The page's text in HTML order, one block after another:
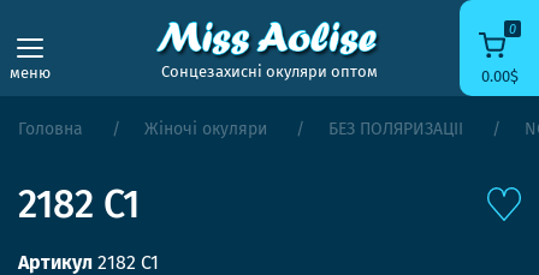
меню Сонцезахисні окуляри оптом
0
0.00$
Головна Жіночі окуляри БЕЗ ПОЛЯРИЗАЦІЇ
2182 C1
Артикул 2182 C1